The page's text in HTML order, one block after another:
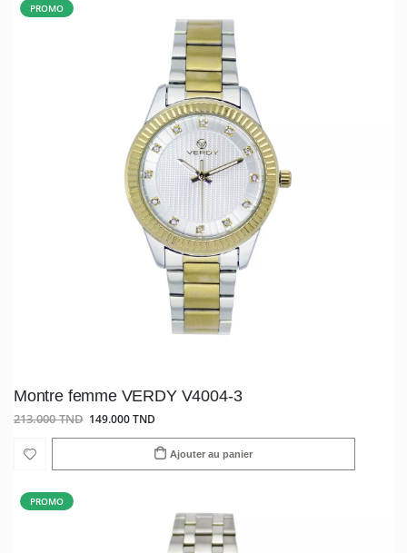
PROMO
Montre femme VERDY V4004-3
213.000 TND 149.000 TND
Ajouter au panier
PROMO